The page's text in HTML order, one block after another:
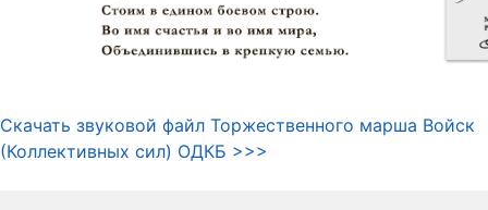
Скачать звуковой файл Торжественного марша Войск
(Коллективных сил) ОДКБ >>>